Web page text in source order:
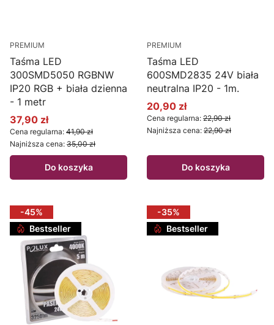
PREMIUM
Taśma LED
300SMD5050 RGBNW
IP20 RGB + biała dzienna
- 1 metr
Cena promocyjna
37,90 zł
Cena regularna: 41,90 zł
Najniższa cena: 35,00 zł
Do koszyka
PREMIUM
Taśma LED
600SMD2835 24V biała
neutralna IP20 - 1m.
Cena promocyjna
20,90 zł
Cena regularna: 22,90 zł
Najniższa cena: 22,90 zł
Do koszyka
-45%
Bestseller
-35%
Bestseller